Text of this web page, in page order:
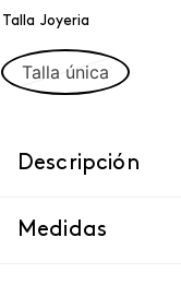
Talla Joyeria
Talla única
Descripción
Medidas